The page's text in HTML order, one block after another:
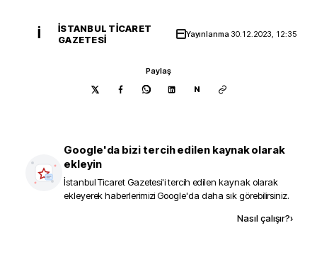
İ
İSTANBUL TICARET
GAZETESI
Yayınlanma 30.12.2023, 12:35
Paylaş
N
Google'da bizi tercih edilen kaynak olarak
ekleyin
İstanbul Ticaret Gazetesi'i tercih edilen kaynak olarak
ekleyerek haberlerimizi Google'da daha sık görebilirsiniz.
Nasıl çalışır?›